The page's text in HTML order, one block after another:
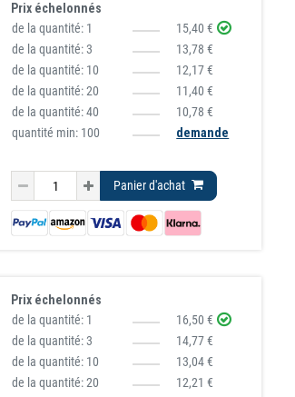
Prix échelonnés
de la quantité: 1
15,40 €
de la quantité:3
13,78 €
de la quantité: 10
12,17 €
de la quantité:20
11,40 €
de la quantité:40
10,78 €
quantité min: 100
demande
Panier d'achat
Prix échelonnés
de la quantité: 1
16,50 €
de la quantité:3
14,77 €
de la quantité: 10
13,04 €
de la quantité:20
12,21 €